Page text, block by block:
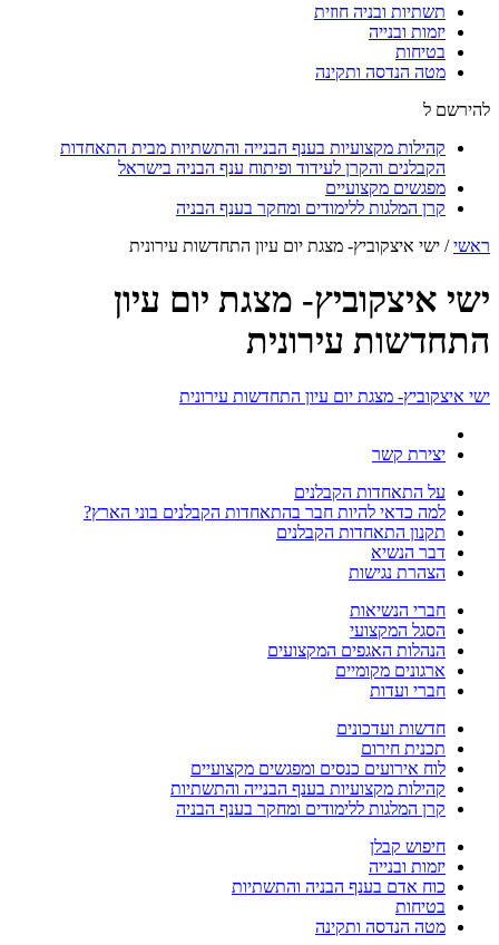
תשתיות ובניה חוזית
יזמות ובנייה
בטיחות
מטה הנדסה ותקינה
להירשם ל
קהילות מקצועיות בענף הבנייה והתשתיות מבית התאחדות
הקבלנים והקרן לעידוד ופיתוח ענף הבניה בישראל
מפגשים מקצועיים
קרן המלגות ללימודים ומחקר בענף הבניה
ראשי/ ישי איצקוביץ- מצגת יום עיון התחדשות עירונית
ישי איצקוביץ- מצגת יום עיון
התחדשות עירונית
ישי איצקוביץ- מצגת יום עיון התחדשות עירונית
יצירת קשר
על התאחדות הקבלנים
למה כדאי להיות חבר בהתאחדות הקבלנים בוני הארץ?
תקנון התאחדות הקבלנים
דבר הנשיא
הצהרת נגישות
חברי הנשיאות
הסגל המקצועי
הנהלות האגפים המקצועים
ארגונים מקומיים
חברי ועדות
חדשות ועדכונים
תכנית חירום
לוח אירועים כנסים ומפגשים מקצועיים
קהילות מקצועיות בענף הבנייה והתשתיות
קרן המלגות ללימודים ומחקר בענף הבניה
חיפוש קבלן
יזמות ובנייה
כוח אדם בענף הבניה והתשתיות
בטיחות
מטה הנדסה ותקינה